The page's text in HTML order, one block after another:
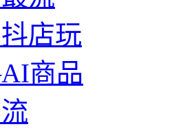
店玩
商品